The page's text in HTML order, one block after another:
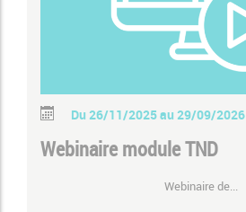
Du 26/11/2025 au 29/09/2026
Webinaire module TND
Webinaire de...